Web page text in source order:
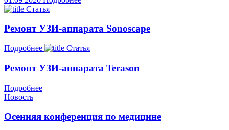
Статья
Ремонт УЗИ-аппарата Sonoscape
Подробнее Статья
Ремонт УЗИ-аппарата Terason
Подробнее
Новость
Осенняя конференция по медицине